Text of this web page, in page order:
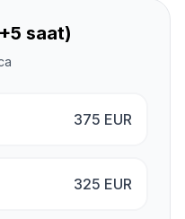
saat)
375 EUR
325 EUR